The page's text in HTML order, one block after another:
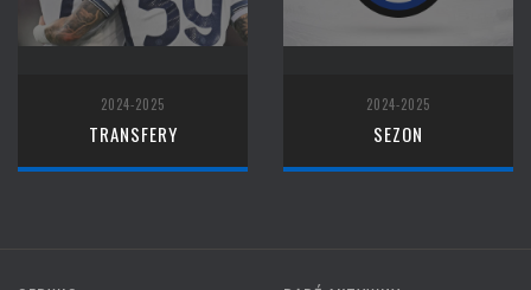
2024-2025
TRANSFERY
2024-2025
SEZON